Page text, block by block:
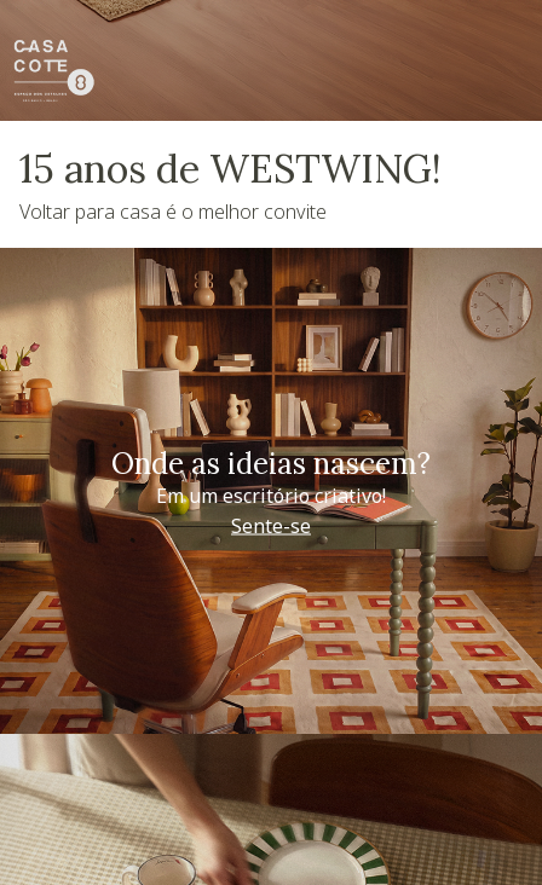
15 anos de WESTWING!
Voltar para casa é o melhor convite
Onde as ideias nascem?
Em um escritório criativo!
Sente-se